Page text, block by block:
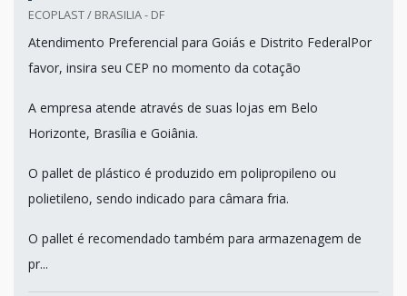
ECOPLAST / BRASILIA - DF
Atendimento Preferencial para Goiás e Distrito FederalPor
favor, insira seu CEP no momento da cotação
A empresa atende através de suas lojas em Belo
Horizonte, Brasília e Goiânia.
O pallet de plástico é produzido em polipropileno ou
polietileno, sendo indicado para câmara fria.
O pallet é recomendado também para armazenagem de
pr...